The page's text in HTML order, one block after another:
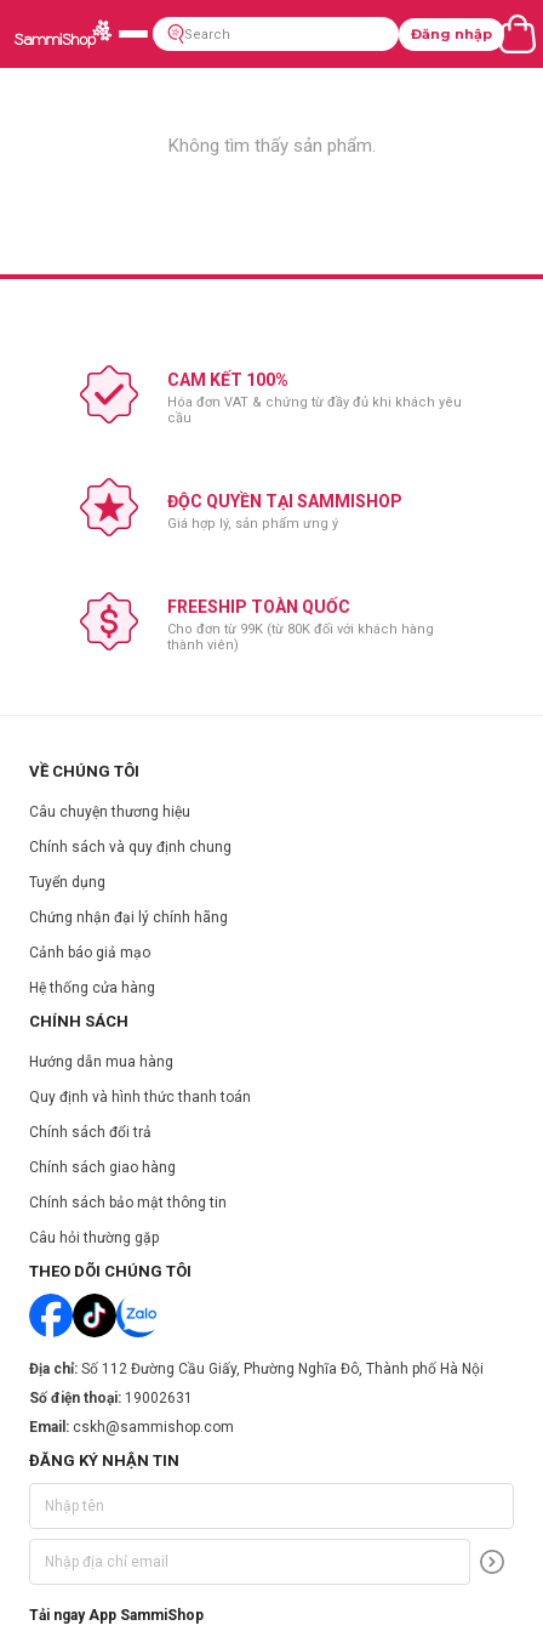
Đăng nhập
Không tìm thấy sản phẩm.
CAM KẾT 100%
Hóa đơn VAT & chứng từ đầy đủ khi khách yêu
cầu
ĐỘC QUYỀN TẠI SAMMISHOP
Giá hợp lý, sản phẩm ưng ý
FREESHIP TOÀN QUỐC
Cho đơn từ 99K (từ 80K đối với khách hàng
thành viên)
VỀ CHÚNG TÔI
Câu chuyện thương hiệu
Chính sách và quy định chung
Tuyển dụng
Chứng nhận đại lý chính hãng
Cảnh báo giả mạo
Hệ thống cửa hàng
CHÍNH SÁCH
Hướng dẫn mua hàng
Quy định và hình thức thanh toán
Chính sách đổi trả
Chính sách giao hàng
Chính sách bảo mật thông tin
Câu hỏi thường gặp
THEO DÕI CHÚNG TÔI
Địa chỉ: Số 112 Đường Cầu Giấy, Phường Nghĩa Đô, Thành phố Hà Nội
Số điện thoại: 19002631
Email: cskh@sammishop.com
ĐĂNG KÝ NHẬN TIN
Tải ngay App SammiShop